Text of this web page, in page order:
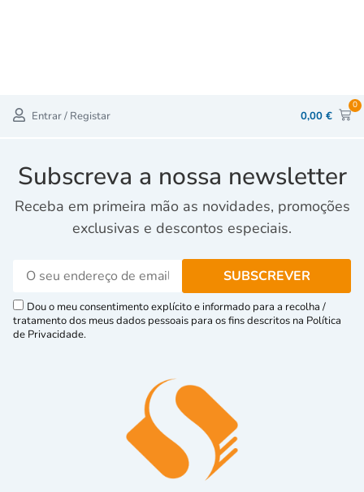
Entrar / Registar 0,00 €
0
Subscreva a nossa newsletter
Receba em primeira mão as novidades, promoções
exclusivas e descontos especiais.
Dou o meu consentimento explícito e informado para a recolha /
tratamento dos meus dados pessoais para os fins descritos na Política
de Privacidade.